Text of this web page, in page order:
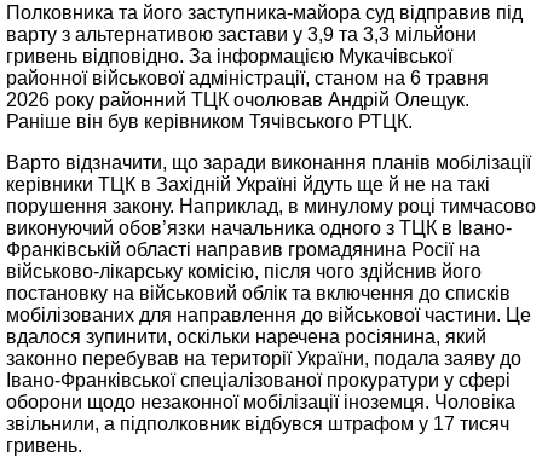
Полковника та його заступника-майора суд відправив під
варту з альтернативою застави у 3,9 та 3,3 мільйони
гривень відповідно. За інформацією Мукачівської
районної військової адміністрації, станом на 6 травня
2026 року районний ТЦК очолював Андрій Олещук.
Раніше він був керівником Тячівського РТЦК.
Варто відзначити, що заради виконання планів мобілізації
керівники ТЦК в Західній Україні йдуть ще й не на такі
порушення закону. Наприклад, в минулому році тимчасово
виконуючий обов’язки начальника одного з ТЦК в Івано-
Франківській області направив громадянина Росії на
військово-лікарську комісію, після чого здійснив його
постановку на військовий облік та включення до списків
мобілізованих для направлення до військової частини. Це
вдалося зупинити, оскільки наречена росіянина, який
законно перебував на території України, подала заяву до
Івано-Франківської спеціалізованої прокуратури у сфері
оборони щодо незаконної мобілізації іноземця. Чоловіка
звільнили, а підполковник відбувся штрафом у 17 тисяч
гривень.